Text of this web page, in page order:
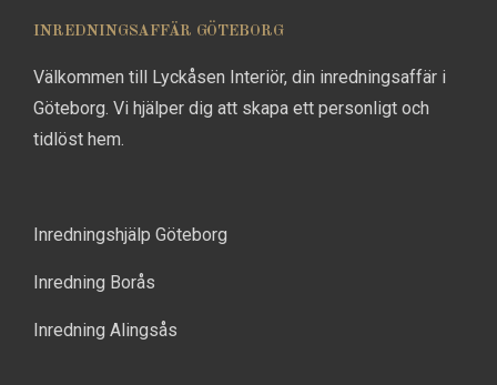
INREDNINGSAFFÄR GÖTEBORG
Välkommen till Lyckåsen Interiör, din inredningsaffär i
Göteborg. Vi hjälper dig att skapa ett personligt och
tidlöst hem.
Inredningshjälp Göteborg
Inredning Borås
Inredning Alingsås